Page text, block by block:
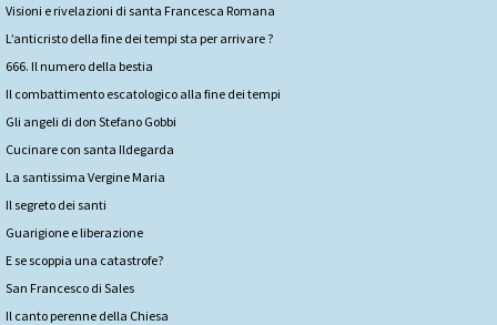
Visioni e rivelazioni di santa Francesca Romana
L’anticristo della fine dei tempi sta per arrivare ?
666. Il numero della bestia
Il combattimento escatologico alla fine dei tempi
Gli angeli di don Stefano Gobbi
Cucinare con santa Ildegarda
La santissima Vergine Maria
Il segreto dei santi
Guarigione e liberazione
E se scoppia una catastrofe?
San Francesco di Sales
Il canto perenne della Chiesa